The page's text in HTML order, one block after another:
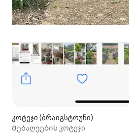
კოტეჯი (ბრაიგსტოუნი)
Მებაღეების კოტეჯი